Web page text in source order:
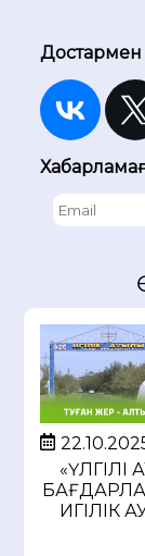
Достармен
«ҮЛГІЛІ
ИГІЛІК